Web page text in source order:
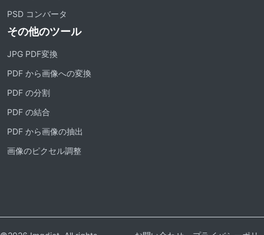
PSD コンバータ
その他のツール
JPG PDF変換
PDF から画像への変換
PDF の分割
PDF の結合
PDF から画像の抽出
画像のピクセル調整